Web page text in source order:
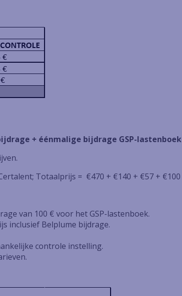
+ éénmalige bijdrage GSP-lastenboek
Totaalprijs = €470 + €140 + €57 + €100
van 100 € voor het GSP-lastenboek.
inclusief Belplume bijdrage.
controle instelling.